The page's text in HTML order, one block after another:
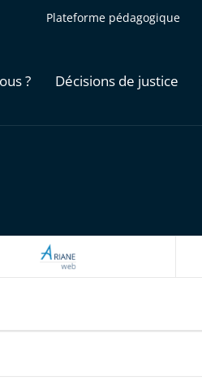
Plateforme pédagogique
? Décisions de justice
ARIANEWEB